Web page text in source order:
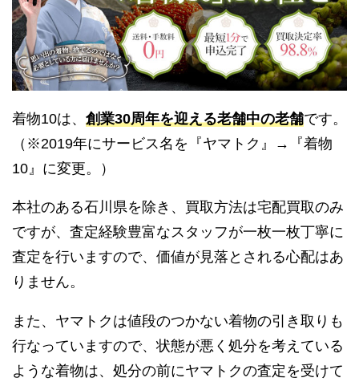
着物10は、 創業30周年を迎える老舗中の老舗です。
（※2019年にサービス名を『ヤマトク』→『着物
10』に変更。）
本社のある石川県を除き、買取方法は宅配買取のみ
ですが、査定経験豊富なスタッフが一枚一枚丁寧に
査定を行いますので、価値が見落とされる心配はあ
りません。
また、ヤマトクは値段のつかない着物の引き取りも
行なっていますので、状態が悪く処分を考えている
ような着物は、処分の前にヤマトクの査定を受けて